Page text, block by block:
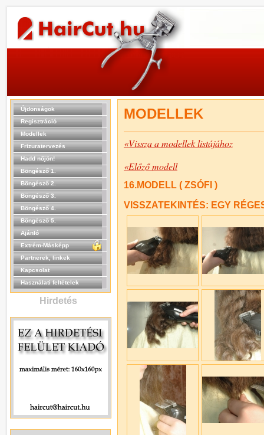
Újdonságok
Regisztráció
Modellek
Frizuratervezés
Hadd nőjön!
Böngésző 1.
Böngésző 2.
Böngésző 3.
Böngésző 4.
Böngésző 5.
Ajánló
Extrém-Másképp
Partnerek, linkek
Kapcsolat
Használati feltételek
Hirdetés
MODELLEK
«Vissza a modellek listájához
«Előző modell
16.MODELL ( ZSÓFI )
VISSZATEKINTÉS: EGY